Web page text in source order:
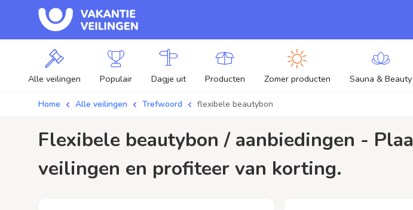
Alle veilingen Populair Dagje uit Producten Zomer producten Sauna & Beauty
Home Alle veilingen Trefwoord flexibele beautybon
flexibele beautybon / aanbiedingen - Plaats je bod op flexibele beautybon
veilingen en profiteer van korting.